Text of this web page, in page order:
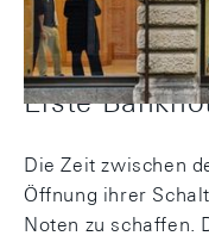
Erste
Die Zeit zwischen
Öffnung ihrer
Noten zu schaffen.